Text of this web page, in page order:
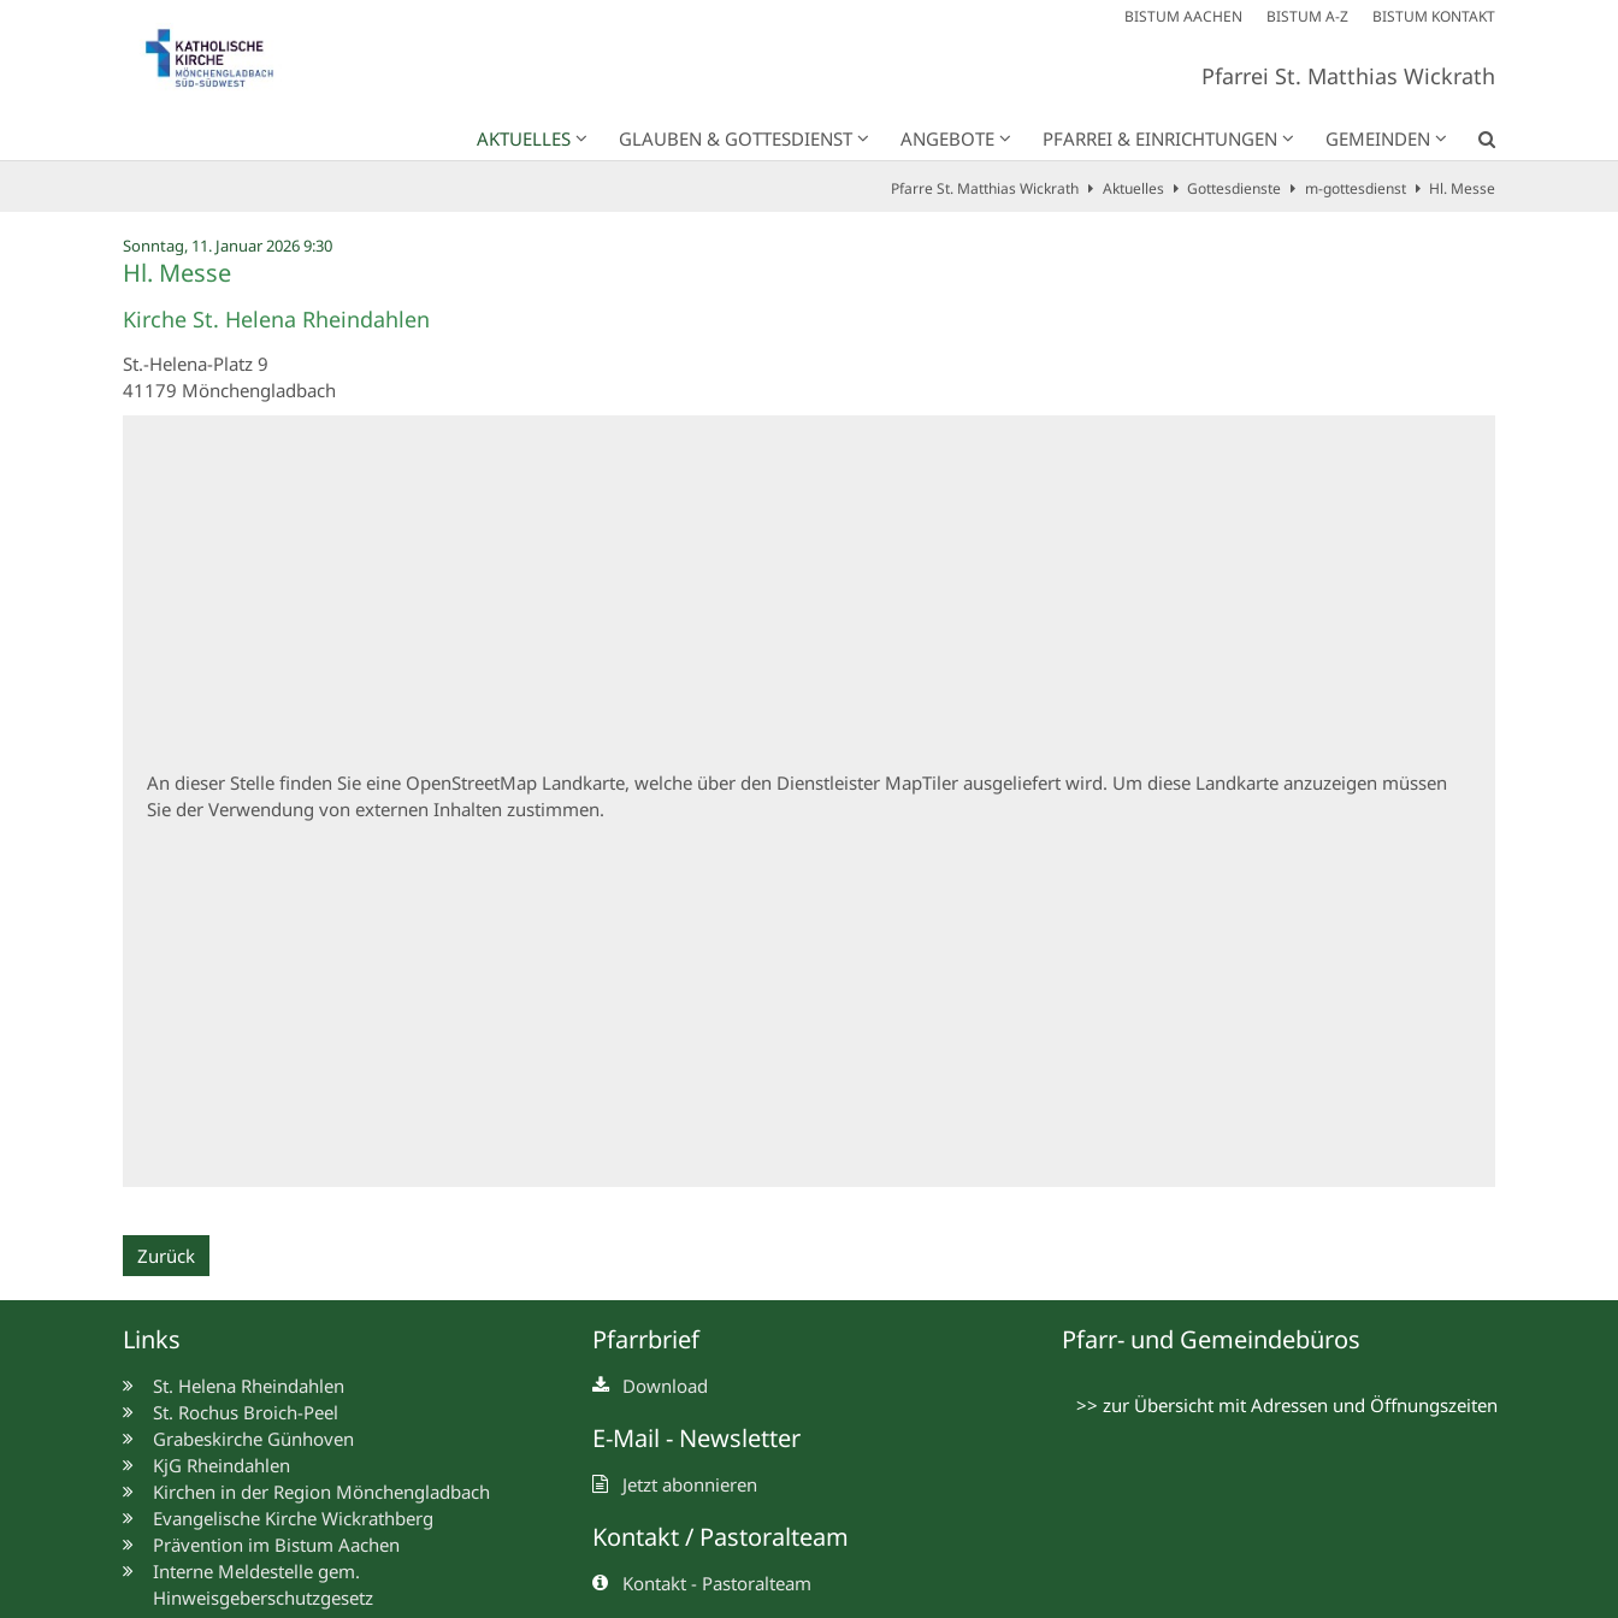
BISTUM AACHEN BISTUM A-Z BISTUM KONTAKT
Pfarrei St. Matthias Wickrath
AKTUELLES GLAUBEN & GOTTESDIENST ANGEBOTE PFARREI & EINRICHTUNGEN GEMEINDEN
Pfarre St. Matthias Wickrath Aktuelles Gottesdienste m-gottesdienst Hl. Messe
Sonntag, 11. Januar 2026 9:30:
Hl. Messe
Kirche St. Helena Rheindahlen
St.-Helena-Platz 9
41179 Mönchengladbach
An dieser Stelle finden Sie eine OpenStreetMap Landkarte, welche über den Dienstleister MapTiler ausgeliefert wird. Um diese Landkarte anzuzeigen müssen
Sie der Verwendung von externen Inhalten zustimmen.
Zurück
Links
St. Helena Rheindahlen
St. Rochus Broich-Peel
Grabeskirche Günhoven
KjG Rheindahlen
Kirchen in der Region Mönchengladbach
Evangelische Kirche Wickrathberg
Prävention im Bistum Aachen
Interne Meldestelle gem.
Hinweisgeberschutzgesetz
Pfarrbrief
Download
E-Mail - Newsletter
Jetzt abonnieren
Kontakt / Pastoralteam
Kontakt - Pastoralteam
Pfarr- und Gemeindebüros
>> zur Übersicht mit Adressen und Öffnungszeiten